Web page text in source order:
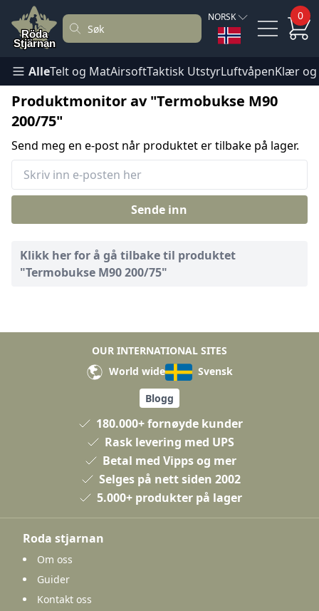
NORSK 0
AlleTelt og MatAirsoftTaktisk UtstyrLuftvåpenKlær
Produktmonitor av "Termobukse M90
200/75"
Send meg en e-post når produktet er tilbake på lager.
Sende inn
Klikk her for å gå tilbake til produktet
"Termobukse M90 200/75"
OUR INTERNATIONAL SITES
World wide
Svensk
Blogg
180.000+ fornøyde kunder
Rask levering med UPS
Betal med Vipps og mer
Selges på nett siden 2002
5.000+ produkter på lager
Roda stjarnan
Om oss
Guider
Kontakt oss